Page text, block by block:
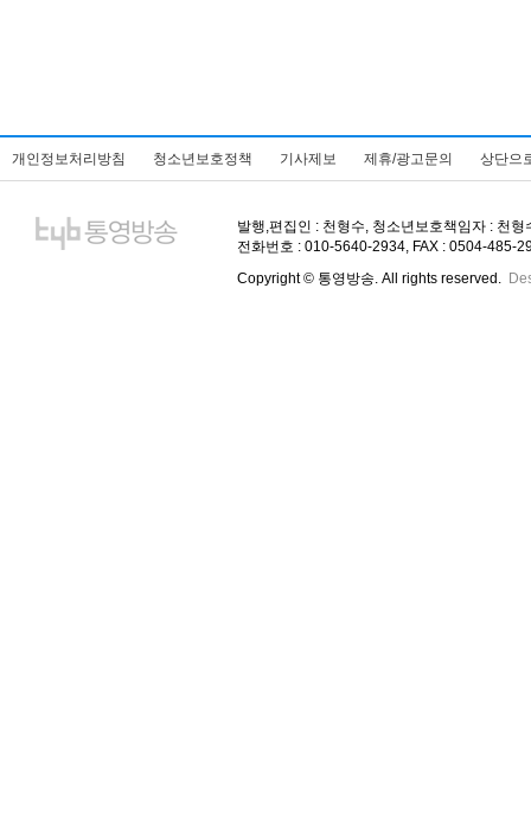
개인정보처리방침 청소년보호정책 기사제보 제휴/광고문의 상단으
발행,편집인 : 천형수, 청소년보호책임자 : 천
전화번호 : 010-5640-2934, FAX : 0504-485-
Copyright © 통영방송. All rights reserved.